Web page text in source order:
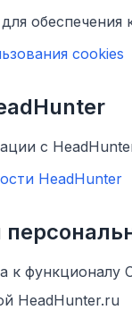
cookies
с
HeadHunter
к функционалу
HeadHunter.ru